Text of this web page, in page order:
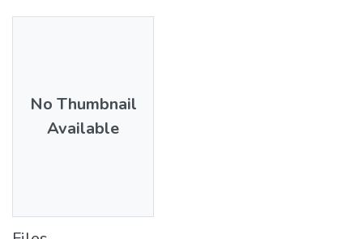
No Thumbnail
Available